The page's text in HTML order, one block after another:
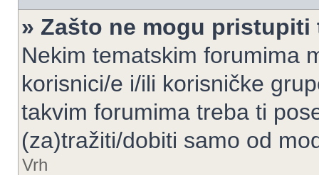
» Zašto ne mogu
Nekim tematskim forumima
korisnici/e i/ili korisničke
takvim forumima treba ti
(za)tražiti/dobiti samo od
Vrh